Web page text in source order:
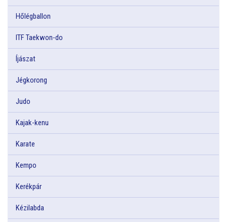
Hőlégballon
ITF Taekwon-do
Íjászat
Jégkorong
Judo
Kajak-kenu
Karate
Kempo
Kerékpár
Kézilabda